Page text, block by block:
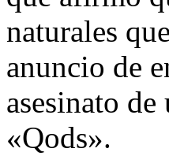
naturales
anuncio de
asesinato
«Qods».